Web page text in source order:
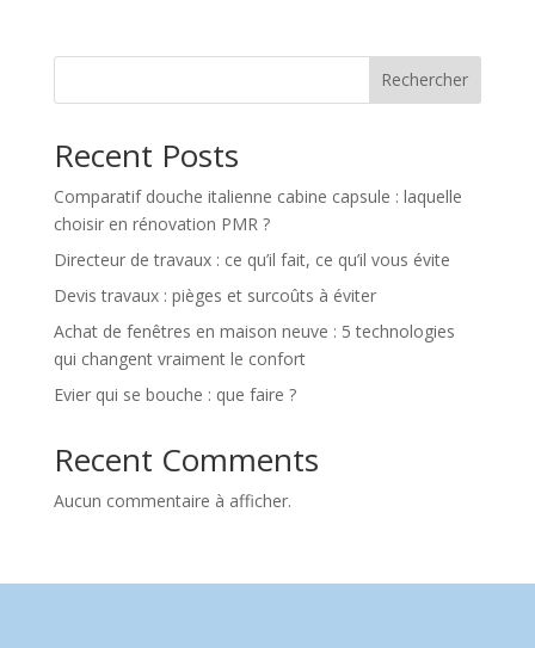
Rechercher
Recent Posts
Comparatif douche italienne cabine capsule : laquelle
choisir en rénovation PMR ?
Directeur de travaux : ce qu’il fait, ce qu’il vous évite
Devis travaux : pièges et surcoûts à éviter
Achat de fenêtres en maison neuve : 5 technologies
qui changent vraiment le confort
Evier qui se bouche : que faire ?
Recent Comments
Aucun commentaire à afficher.